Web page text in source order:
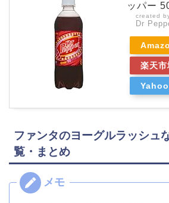
ッパー
created
Dr
楽天市
ファンタのヨーグルラッシュ
覧・まとめ